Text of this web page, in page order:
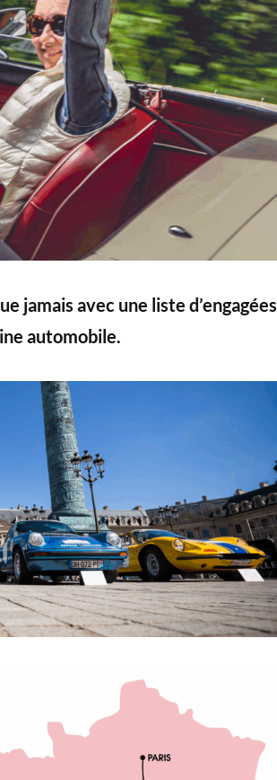
jamais avec une liste d’engagées
automobile.